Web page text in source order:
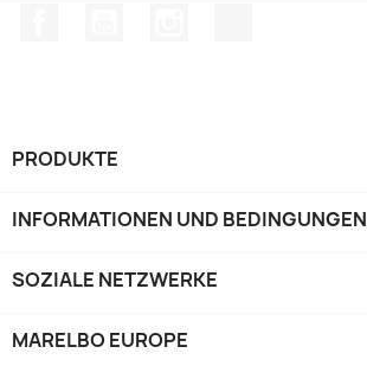
PRODUKTE
INFORMATIONEN UND BEDINGUNGEN
SOZIALE NETZWERKE
MARELBO EUROPE